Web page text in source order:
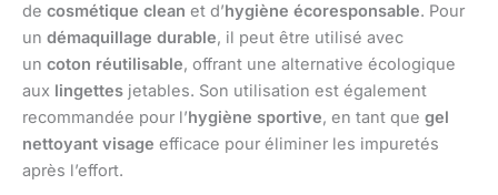
de cosmétique clean et d’hygiène écoresponsable. Pour
un démaquillage durable, il peut être utilisé avec
un coton réutilisable, offrant une alternative écologique
aux lingettes jetables. Son utilisation est également
recommandée pour l’hygiène sportive, en tant que gel
nettoyant visage efficace pour éliminer les impuretés
après l’effort.